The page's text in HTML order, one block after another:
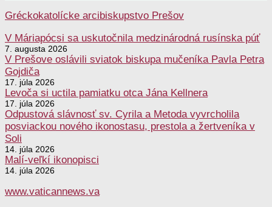
Gréckokatolícke arcibiskupstvo Prešov
V Máriapócsi sa uskutočnila medzinárodná rusínska púť
7. augusta 2026
V Prešove oslávili sviatok biskupa mučeníka Pavla Petra
Gojdiča
17. júla 2026
Levoča si uctila pamiatku otca Jána Kellnera
17. júla 2026
Odpustová slávnosť sv. Cyrila a Metoda vyvrcholila
posviackou nového ikonostasu, prestola a žertveníka v
Soli
14. júla 2026
Malí-veľkí ikonopisci
14. júla 2026
www.vaticannews.va